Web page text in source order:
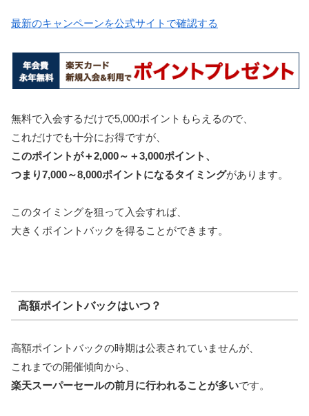
最新のキャンペーンを公式サイトで確認する
無料で入会するだけで5,000ポイントもらえるので、
これだけでも十分にお得ですが、
このポイントが＋2,000～＋3,000ポイント、
つまり7,000～8,000ポイントになるタイミングがあります。
このタイミングを狙って入会すれば、
大きくポイントバックを得ることができます。
高額ポイントバックはいつ？
高額ポイントバックの時期は公表されていませんが、
これまでの開催傾向から、
楽天スーパーセールの前月に行われることが多いです。